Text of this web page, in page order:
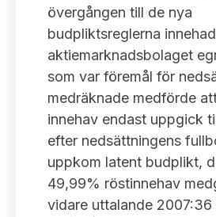
Vårt uppdrag
Informationsgivning
Arbetssätt och jävsfrågor
Stadgar
Arbetsordning
Om nämndens uttalanden
Framställningar och konsultation
Uttalanden sorterade efter
Samtliga uttalanden sorterade
Uttalanden sorterade ämnesvis
TAKEOVER-REGLER
Takeover-regler för reglerade
handelsplattformar
AKTUELLT
Nyheter och pressmeddelanden
Prenumerera
Bildarkiv
KONTAKT
Kontakt angående ansökningar
Kontakt administrativa ärenden
övergången till de nya
budpliktsreglerna
aktiemarknadsbolaget
som var föremål för
medräknade medförde
innehav endast uppgick
efter nedsättningens
uppkom latent budplikt,
49,99% röstinnehav
vidare uttalande